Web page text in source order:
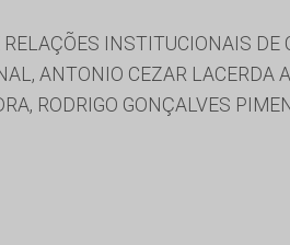
INSTITUCIONAIS DE
ANTONIO CEZAR LACERDA
RODRIGO GONÇALVES